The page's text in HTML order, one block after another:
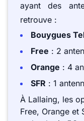
ayant des
retrouve :
Bouygues
Free : 2
Orange : 4
SFR : 1
À Lallaing, les
Free, Orange et